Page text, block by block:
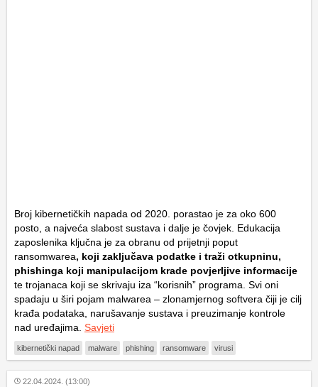
Broj kibernetičkih napada od 2020. porastao je za oko 600
posto, a najveća slabost sustava i dalje je čovjek. Edukacija
zaposlenika ključna je za obranu od prijetnji poput
ransomwarea, koji zaključava podatke i traži otkupninu,
phishinga koji manipulacijom krade povjerljive informacije
te trojanaca koji se skrivaju iza “korisnih” programa. Svi oni
spadaju u širi pojam malwarea – zlonamjernog softvera čiji je cilj
krađa podataka, narušavanje sustava i preuzimanje kontrole
nad uređajima. Savjeti
kibernetički napad malware phishing ransomware virusi
22.04.2024. (13:00)